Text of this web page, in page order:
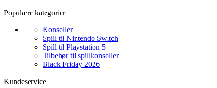
Populære kategorier
Konsoller
Spill til Nintendo Switch
Spill til Playstation 5
Tilbehør til spillkonsoller
Black Friday 2026
Kundeservice